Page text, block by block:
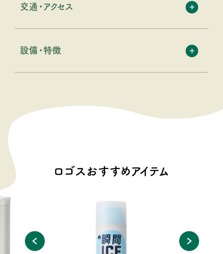
交通・アクセス
設備・特徴
ロゴスおすすめアイテム